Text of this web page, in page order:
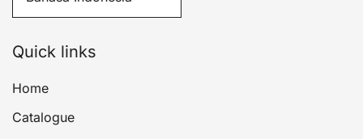
Quick links
Home
Catalogue